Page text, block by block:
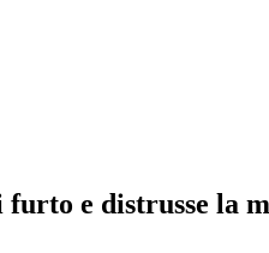
e distrusse la